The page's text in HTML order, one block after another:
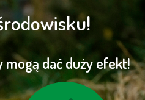
mogą dać duży efekt!